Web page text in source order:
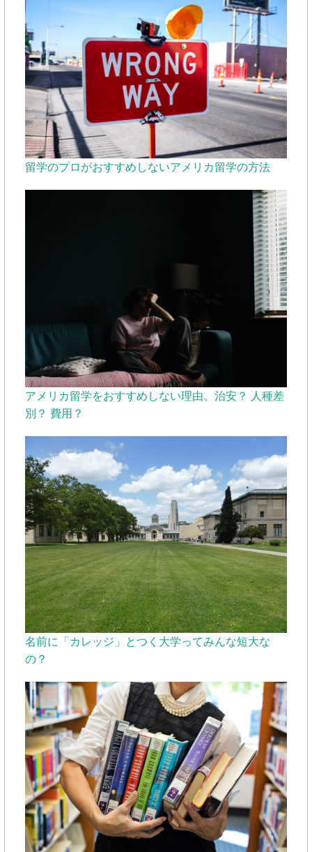
留学のプロがおすすめしないアメリカ留学の方法
アメリカ留学をおすすめしない理由。治安？ 人種差
別？ 費用？
名前に「カレッジ」とつく大学ってみんな短大な
の？